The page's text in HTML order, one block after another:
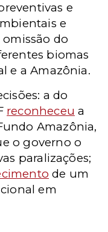
e
e
omissão do
biomas
e a Amazônia.
a do
reconheceu a
Amazônia,
o governo o
paralizações;
de um
em